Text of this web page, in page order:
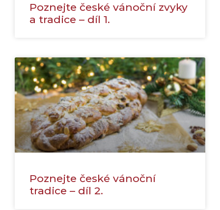
Poznejte české vánoční zvyky
a tradice – díl 1.
Poznejte české vánoční
tradice – díl 2.